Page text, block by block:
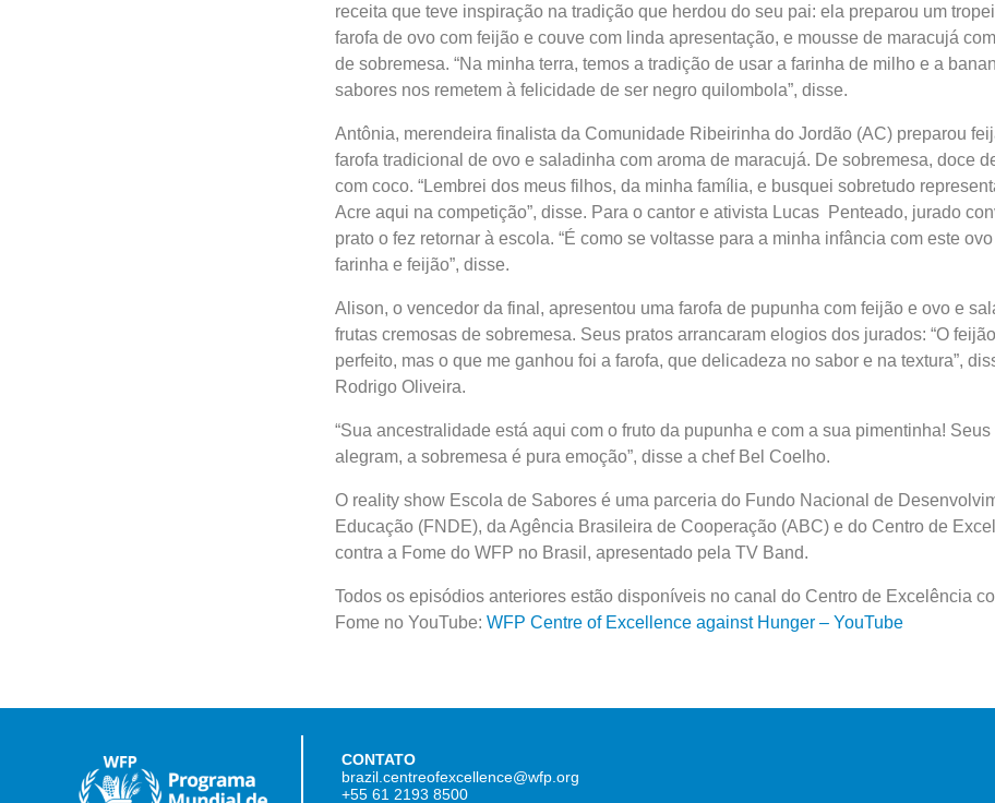
receita que teve inspiração na tradição que herdou do seu pai: ela preparou um
farofa de ovo com feijão e couve com linda apresentação, e mousse de maracujá
de sobremesa. “Na minha terra, temos a tradição de usar a farinha de milho e a
sabores nos remetem à felicidade de ser negro quilombola”, disse.
Antônia, merendeira finalista da Comunidade Ribeirinha do Jordão (AC) preparou
farofa tradicional de ovo e saladinha com aroma de maracujá. De sobremesa, doce
com coco. “Lembrei dos meus filhos, da minha família, e busquei sobretudo
Acre aqui na competição”, disse. Para o cantor e ativista Lucas Penteado, jurado
prato o fez retornar à escola. “É como se voltasse para a minha infância com este
farinha e feijão”, disse.
Alison, o vencedor da final, apresentou uma farofa de pupunha com feijão e ovo e
frutas cremosas de sobremesa. Seus pratos arrancaram elogios dos jurados: “O
perfeito, mas o que me ganhou foi a farofa, que delicadeza no sabor e na textura”,
Rodrigo Oliveira.
“Sua ancestralidade está aqui com o fruto da pupunha e com a sua pimentinha! Seus
alegram, a sobremesa é pura emoção”, disse a chef Bel Coelho.
O reality show Escola de Sabores é uma parceria do Fundo Nacional de
Educação (FNDE), da Agência Brasileira de Cooperação (ABC) e do Centro de
contra a Fome do WFP no Brasil, apresentado pela TV Band.
Todos os episódios anteriores estão disponíveis no canal do Centro de Excelência
Fome no YouTube: WFP Centre of Excellence against Hunger – YouTube
CONTATO
brazil.centreofexcellence@wfp.org
+55 61 2193 8500